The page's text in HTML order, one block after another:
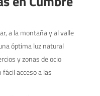
a la montaña y al valle
óptima luz natural
y zonas de ocio
acceso a las